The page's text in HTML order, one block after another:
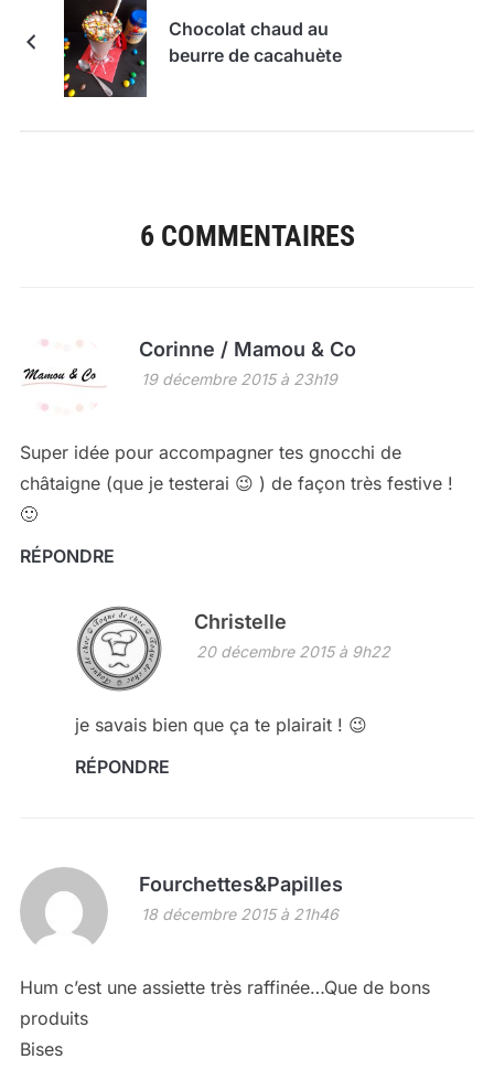
Chocolat chaud au
beurre de cacahuète
6 COMMENTAIRES
Corinne / Mamou & Co
19 décembre 2015 à 23h19
Super idée pour accompagner tes gnocchi de
châtaigne (que je testerai 😉 ) de façon très festive !
🙂
RÉPONDRE
Christelle
20 décembre 2015 à 9h22
je savais bien que ça te plairait ! 😉
RÉPONDRE
Fourchettes&Papilles
18 décembre 2015 à 21h46
Hum c’est une assiette très raffinée…Que de bons
produits
Bises